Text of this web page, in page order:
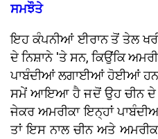
ਸਮਝੌਤੇ
ਇਹ ਕੰਪਨੀਆਂ ਈਰਾਨ ਤੋਂ ਤੇਲ
ਦੇ ਨਿਸ਼ਾਨੇ 'ਤੇ ਸਨ, ਕਿਉਂਕਿ
ਪਾਬੰਦੀਆਂ ਲਗਾਈਆਂ ਹੋਈਆਂ
ਸਮੇਂ ਆਇਆ ਹੈ ਜਦੋਂ ਉਹ ਚੀਨ ਦੇ
ਜੇਕਰ ਅਮਰੀਕਾ ਇਨ੍ਹਾਂ
ਤਾਂ ਇਸ ਨਾਲ ਚੀਨ ਅਤੇ